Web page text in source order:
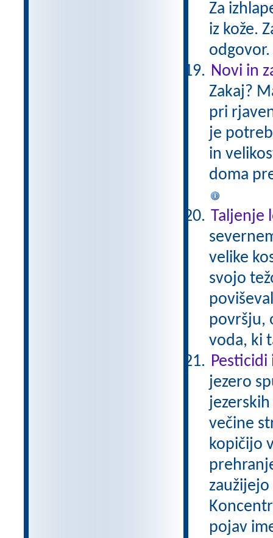
Za
iz kože.
odgovor.
Novi in
Zakaj?
pri
je
in
doma
Taljenje
velike
svojo
površju,
voda, ki
Pesticidi
jezero
večine
kopičijo
pojav